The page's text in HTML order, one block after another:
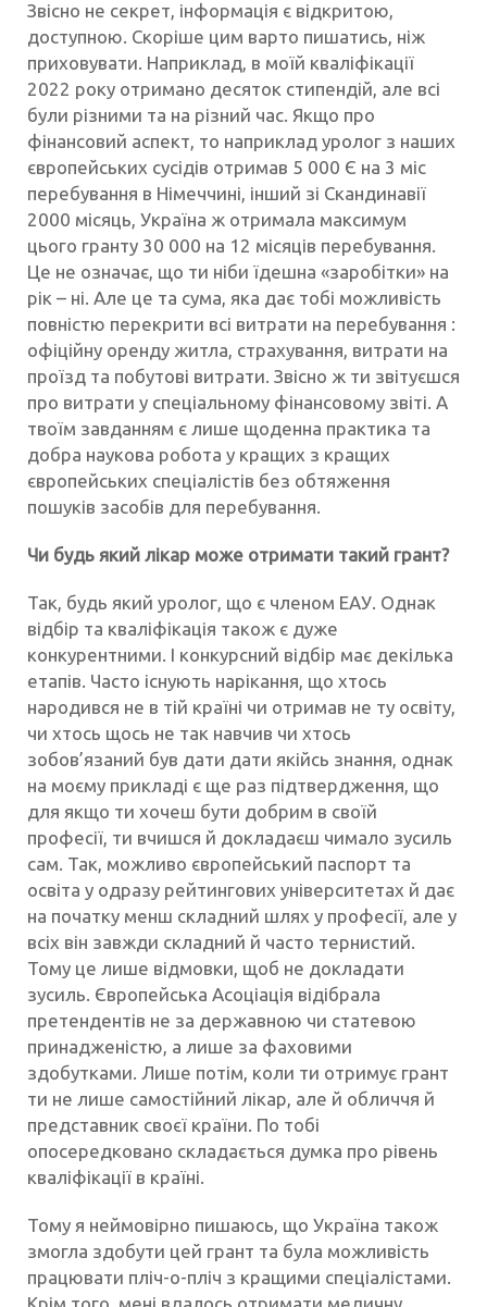
Звісно не секрет, інформація є відкритою,
доступною. Скоріше цим варто пишатись, ніж
приховувати. Наприклад, в моїй кваліфікації
2022 року отримано десяток стипендій, але всі
були різними та на різний час. Якщо про
фінансовий аспект, то наприклад уролог з наших
європейських сусідів отримав 5 000 Є на 3 міс
перебування в Німеччині, інший зі Скандинавії
2000 місяць, Україна ж отримала максимум
цього гранту 30 000 на 12 місяців перебування.
Це не означає, що ти ніби їдешна «заробітки» на
рік – ні. Але це та сума, яка дає тобі можливість
повністю перекрити всі витрати на перебування :
офіційну оренду житла, страхування, витрати на
проїзд та побутові витрати. Звісно ж ти звітуєшся
про витрати у спеціальному фінансовому звіті. А
твоїм завданням є лише щоденна практика та
добра наукова робота у кращих з кращих
європейських спеціалістів без обтяження
пошуків засобів для перебування.
Чи будь який лікар може отримати такий грант?
Так, будь який уролог, що є членом ЕАУ. Однак
відбір та кваліфікація також є дуже
конкурентними. І конкурсний відбір має декілька
етапів. Часто існують нарікання, що хтось
народився не в тій країні чи отримав не ту освіту,
чи хтось щось не так навчив чи хтось
зобов’язаний був дати дати якійсь знання, однак
на моєму прикладі є ще раз підтвердження, що
для якщо ти хочеш бути добрим в своїй
професії, ти вчишся й докладаєш чимало зусиль
сам. Так, можливо європейський паспорт та
освіта у одразу рейтингових університетах й дає
на початку менш складний шлях у професії, але у
всіх він завжди складний й часто тернистий.
Тому це лише відмовки, щоб не докладати
зусиль. Європейська Асоціація відібрала
претендентів не за державною чи статевою
принадженістю, а лише за фаховими
здобутками. Лише потім, коли ти отримує грант
ти не лише самостійний лікар, але й обличчя й
представник своєї країни. По тобі
опосередковано складається думка про рівень
кваліфікації в країні.
Тому я неймовірно пишаюсь, що Україна також
змогла здобути цей грант та була можливість
працювати пліч-о-пліч з кращими спеціалістами.